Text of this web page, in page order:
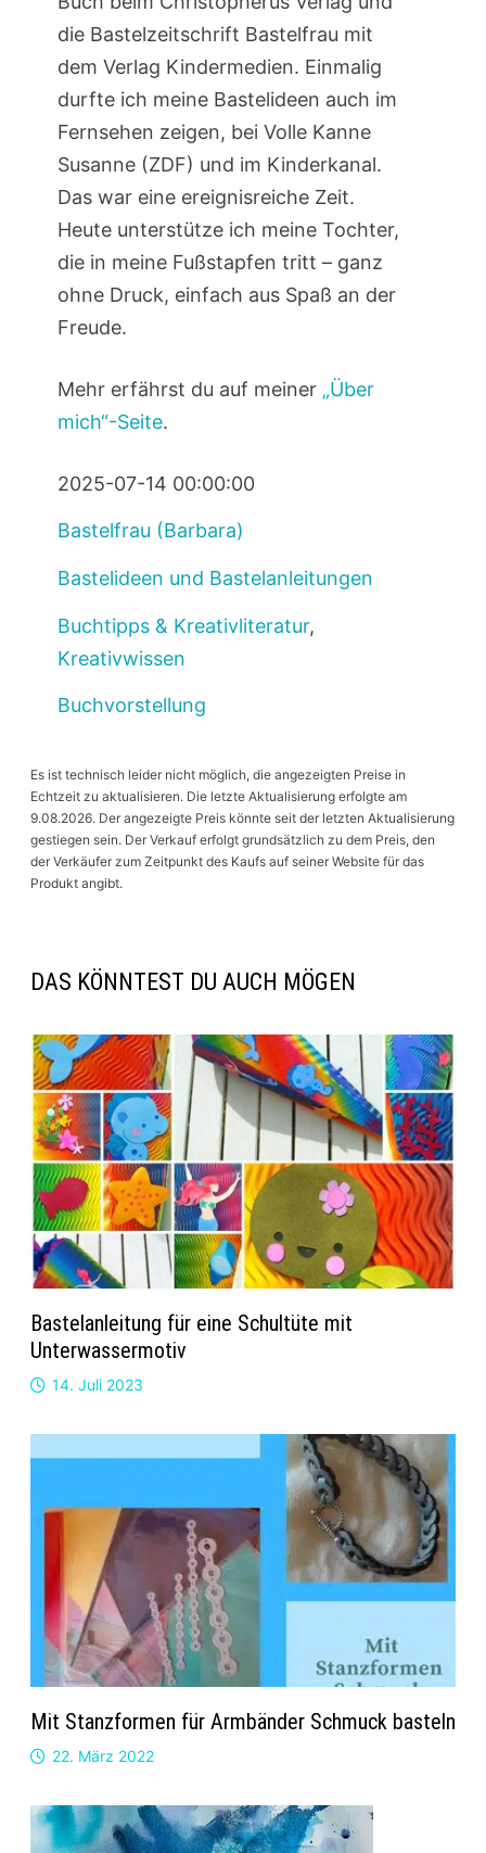
die Bastelzeitschrift Bastelfrau mit
dem Verlag Kindermedien. Einmalig
durfte ich meine Bastelideen auch im
Fernsehen zeigen, bei Volle Kanne
Susanne (ZDF) und im Kinderkanal.
Das war eine ereignisreiche Zeit.
Heute unterstütze ich meine Tochter,
die in meine Fußstapfen tritt – ganz
ohne Druck, einfach aus Spaß an der
Freude.
Mehr erfährst du auf meiner „Über
mich“-Seite.
2025-07-14 00:00:00
Bastelfrau (Barbara)
Bastelideen und Bastelanleitungen
Buchtipps & Kreativliteratur,
Kreativwissen
Buchvorstellung
Es ist technisch leider nicht möglich, die angezeigten Preise in
Echtzeit zu aktualisieren. Die letzte Aktualisierung erfolgte am
9.08.2026. Der angezeigte Preis könnte seit der letzten Aktualisierung
gestiegen sein. Der Verkauf erfolgt grundsätzlich zu dem Preis, den
der Verkäufer zum Zeitpunkt des Kaufs auf seiner Website für das
Produkt angibt.
DAS KÖNNTEST DU AUCH MÖGEN
Bastelanleitung für eine Schultüte mit
Unterwassermotiv
14. Juli 2023
Mit Stanzformen für Armbänder Schmuck basteln
22. März 2022